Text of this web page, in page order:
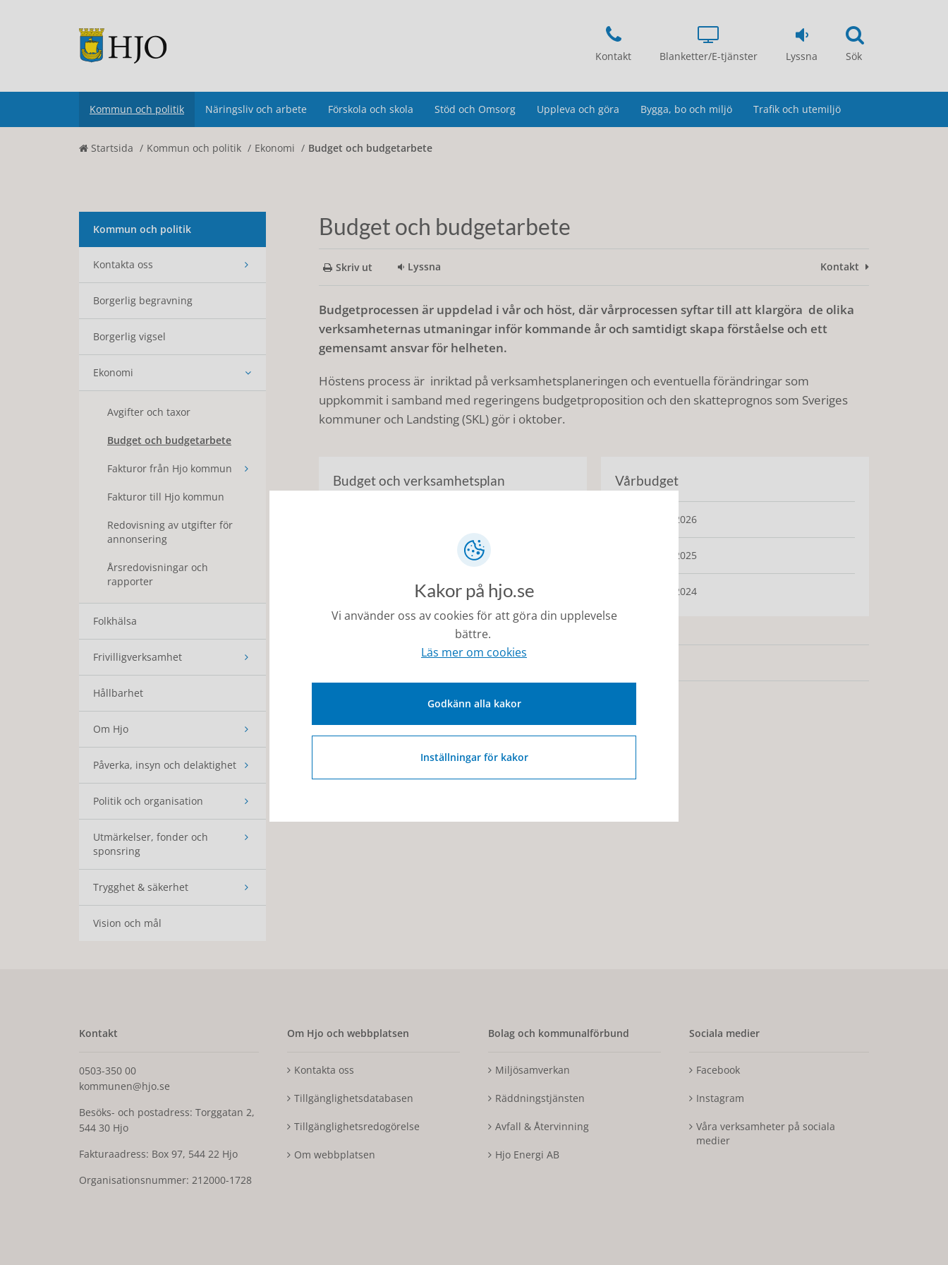
Kontakt Blanketter/E-tjänster Lyssna Sök
Kommun och politik Näringsliv och arbete Förskola och skola Stöd och Omsorg Uppleva och göra Bygga, bo och miljö Trafik och utemiljö
Startsida Kommun och politik Ekonomi Budget och budgetarbete
Kommun och politik
Kontakta oss
Borgerlig begravning
Borgerlig vigsel
Ekonomi
Avgifter och taxor
Budget och budgetarbete
Fakturor från Hjo kommun
Fakturor till Hjo kommun
Redovisning av utgifter för
annonsering
Årsredovisningar och
rapporter
Folkhälsa
Frivilligverksamhet
Hållbarhet
Om Hjo
Påverka, insyn och delaktighet
Politik och organisation
Utmärkelser, fonder och
sponsring
Trygghet & säkerhet
Vision och mål
Budget och budgetarbete
Skriv ut Lyssna Kontakt
Budgetprocessen är uppdelad i vår och höst, där vårprocessen syftar till att klargöra de olika
verksamheternas utmaningar inför kommande år och samtidigt skapa förståelse och ett
gemensamt ansvar för helheten.
Höstens process är inriktad på verksamhetsplaneringen och eventuella förändringar som
uppkommit i samband med regeringens budgetproposition och den skatteprognos som Sveriges
kommuner och Landsting (SKL) gör i oktober.
Budget och verksamhetsplan
Budget- och verksamhetsplan 2024-2026
Budget- och verksamhetsplan 2023-2025
Vårbudget
Vårbudget 2026
Vårbudget 2025
Vårbudget 2024
24 november 2025
Kontakt
0503-350 00
kommunen@hjo.se
Besöks- och postadress: Torggatan 2,
544 30 Hjo
Fakturaadress: Box 97, 544 22 Hjo
Organisationsnummer: 212000-1728
Om Hjo och webbplatsen
Kontakta oss
Tillgänglighetsdatabasen
Tillgänglighetsredogörelse
Om webbplatsen
Bolag och kommunalförbund
Miljösamverkan
Räddningstjänsten
Avfall & Återvinning
Hjo Energi AB
Sociala medier
Facebook
Instagram
Våra verksamheter på sociala
medier
Kakor på hjo.se
Vi använder oss av cookies för att göra din upplevelse
bättre.
Läs mer om cookies
Godkänn alla kakor
Inställningar för kakor